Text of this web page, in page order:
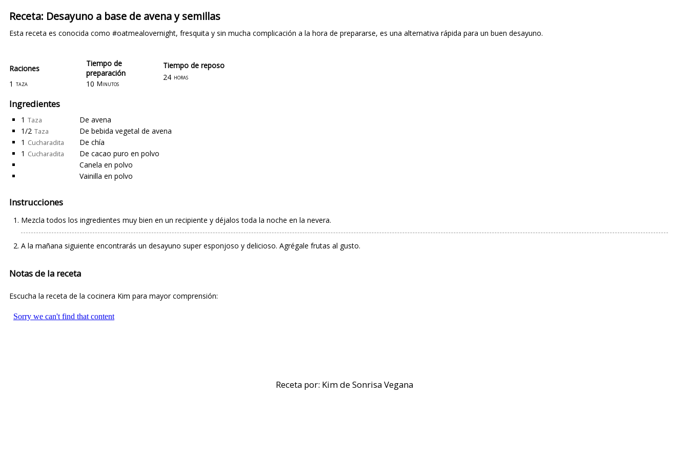
Receta: Desayuno a base de avena y semillas
Esta receta es conocida como #oatmealovernight, fresquita y sin mucha complicación a la hora de prepararse, es una alternativa rápida para un buen desayuno.
Raciones
Tiempo de
preparación
1 taza 10 Minutos
Tiempo de reposo
24 horas
Ingredientes
1 Taza
De avena
1/2 Taza
De bebida vegetal de avena
1 Cucharadita
De chía
1 Cucharadita
De cacao puro en polvo
Canela en polvo
Vainilla en polvo
Instrucciones
Mezcla todos los ingredientes muy bien en un recipiente y déjalos toda la noche en la nevera.
A la mañana siguiente encontrarás un desayuno super esponjoso y delicioso. Agrégale frutas al gusto.
Notas de la receta
Escucha la receta de la cocinera Kim para mayor comprensión:
Receta por: Kim deSonrisa Vegana